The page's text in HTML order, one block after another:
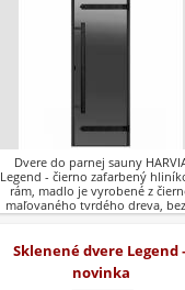
Dvere do parnej sauny
Legend - čierno zafarbený
rám, madlo je vyrobené z
maľovaného tvrdého dreva,
Sklenené dvere Legend
novinka